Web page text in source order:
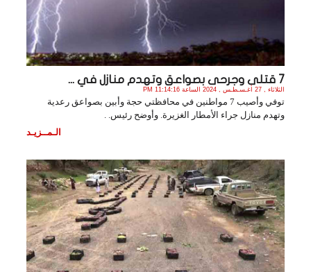
7 قتلى وجرحى بصواعق وتهدم منازل في ...
الثلاثاء , 27 أغـسـطـس , 2024 الساعة 11:14:16 PM
توفي وأصيب 7 مواطنين في محافظتي حجة وأبين بصواعق رعدية
وتهدم منازل جراء الأمطار الغزيرة. وأوضح رئيس. .
الـمــزيـد